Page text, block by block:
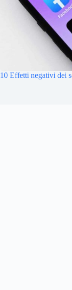
10 Effetti negativi dei